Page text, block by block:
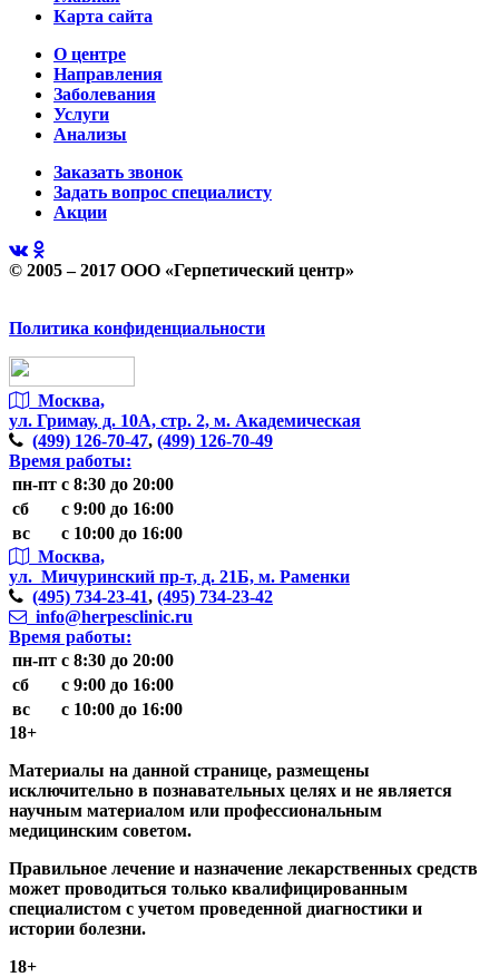
Карта сайта
О центре
Направления
Заболевания
Услуги
Анализы
Заказать звонок
Задать вопрос специалисту
Акции
© 2005 – 2017 ООО «Герпетический центр»
Политика конфиденциальности
Москва,
ул. Гримау, д. 10А, стр. 2, м. Академическая
(499) 126-70-47, (499) 126-70-49
Время работы:
пн-пт с 8:30 до 20:00
сб
с 9:00 до 16:00
вс
с 10:00 до 16:00
Москва,
ул. Мичуринский пр-т, д. 21Б, м. Раменки
(495) 734-23-41, (495) 734-23-42
info@herpesclinic.ru
Время работы:
пн-пт с 8:30 до 20:00
сб
с 9:00 до 16:00
вс
с 10:00 до 16:00
18+
Материалы на данной странице, размещены
исключительно в познавательных целях и не является
научным материалом или профессиональным
медицинским советом.
Правильное лечение и назначение лекарственных средств
может проводиться только квалифицированным
специалистом с учетом проведенной диагностики и
истории болезни.
18+